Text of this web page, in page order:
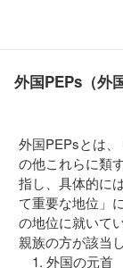
外国PEPs（外
外国PEPsとは
の他これらに類
指し、具体的に
て重要な地位」
の地位に就いて
親族の方が該当し
外国の元首